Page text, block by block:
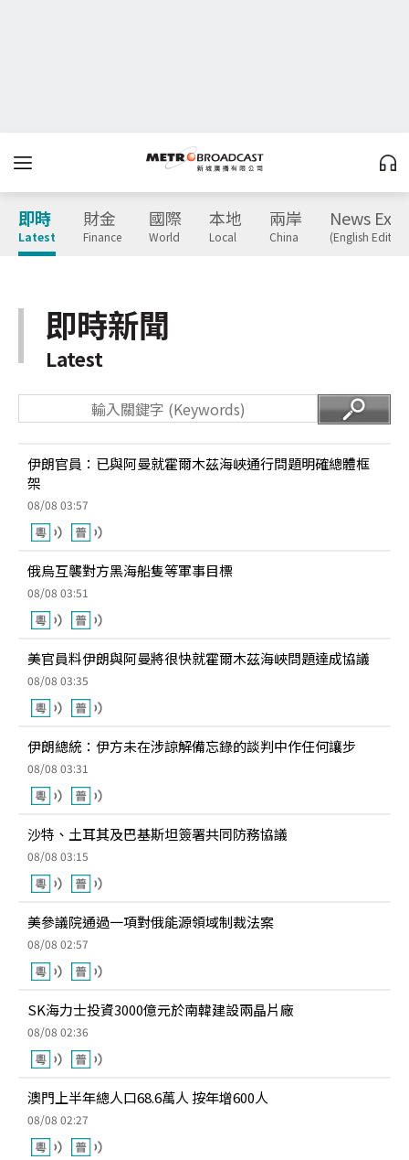
即時
Latest
財金
Finance
國際
World
本地
Local
兩岸
China
News
(English
即時新聞
Latest
伊朗官員：已與阿曼就霍爾木茲海峽通行問題明確總體框
架
08/08 03:57
俄烏互襲對方黑海船隻等軍事目標
08/08 03:51
美官員料伊朗與阿曼將很快就霍爾木茲海峽問題達成協議
08/08 03:35
伊朗總統：伊方未在涉諒解備忘錄的談判中作任何讓步
08/08 03:31
沙特、土耳其及巴基斯坦簽署共同防務協議
08/08 03:15
美參議院通過一項對俄能源領域制裁法案
08/08 02:57
SK海力士投資3000億元於南韓建設兩晶片廠
08/08 02:36
澳門上半年總人口68.6萬人 按年增600人
08/08 02:27